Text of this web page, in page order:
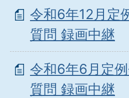
令和6年12月定
質問 録画中継
令和6年6月定
質問 録画中継